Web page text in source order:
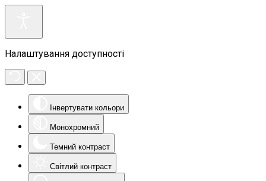
Налаштування доступності
Інвертувати кольори
Монохромний
Темний контраст
Світлий контраст